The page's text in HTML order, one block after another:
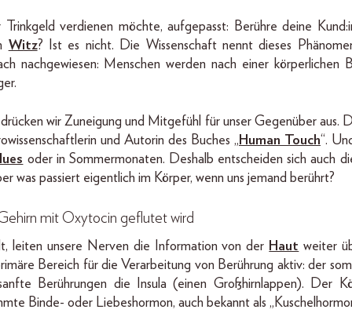
Trinkgeld verdienen möchte, aufgepasst: Berühre deine
Witz? Ist es nicht. Die Wissenschaft nennt dieses
nachgewiesen: Menschen werden nach einer körperlichen
wir Zuneigung und Mitgefühl für unser Gegenüber aus.
und Autorin des Buches „ Human Touch“.
oder in Sommermonaten. Deshalb entscheiden sich auch
was passiert eigentlich im Körper, wenn uns jemand berührt?
mit Oxytocin geflutet wird
leiten unsere Nerven die Information von der Haut weiter
Bereich für die Verarbeitung von Berührung aktiv: der
Berührungen die Insula (einen Großhirnlappen). Der
Binde- oder Liebeshormon, auch bekannt als